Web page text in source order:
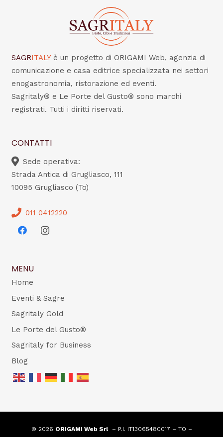
SAGRITALY è un progetto di ORIGAMI Web, agenzia di
comunicazione e casa editrice specializzata nei settori
enogastronomia, ristorazione ed eventi.
Sagritaly® e Le Porte del Gusto® sono marchi
registrati. Tutti i diritti riservati.
CONTATTI
Sede operativa:
Strada Antica di Grugliasco, 111
10095 Grugliasco (To)
011 0412220
MENU
Home
Eventi & Sagre
Sagritaly Gold
Le Porte del Gusto®
Sagritaly for Business
Blog
© 2026 ORIGAMI Web Srl– P.I. IT13065480017 – TO –